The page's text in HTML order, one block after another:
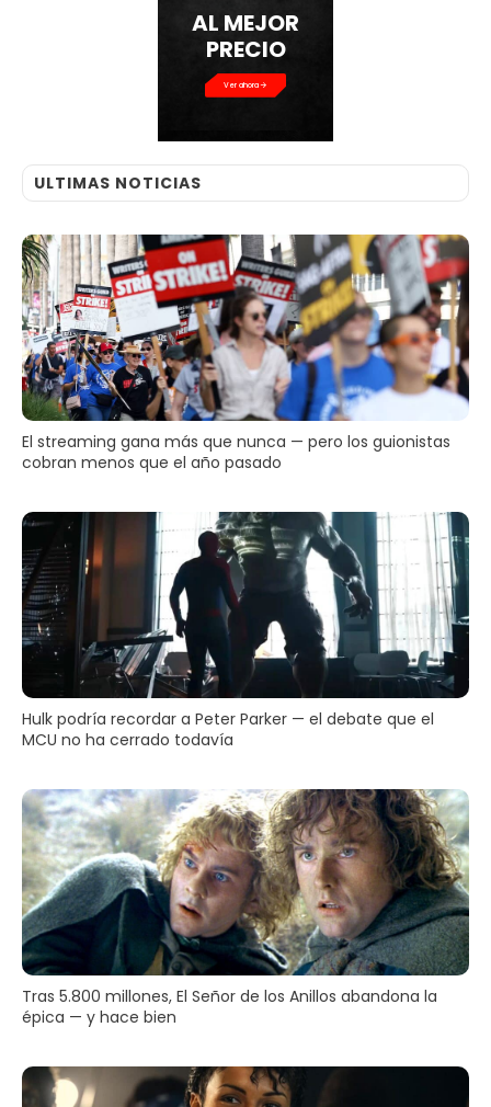
AL MEJOR
PRECIO
Ver ahora
ULTIMAS NOTICIAS
El streaming gana más que nunca — pero los guionistas
cobran menos que el año pasado
Hulk podría recordar a Peter Parker — el debate que el
MCU no ha cerrado todavía
Tras 5.800 millones, El Señor de los Anillos abandona la
épica — y hace bien